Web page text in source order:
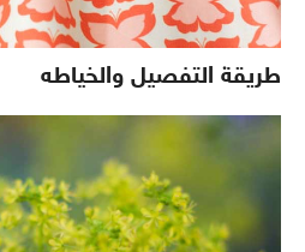
طريقة التفصيل والخياطه